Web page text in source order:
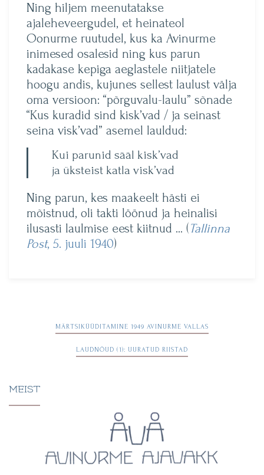
Ning hiljem meenutatakse
ajaleheveergudel, et heinateol
Oonurme ruutudel, kus ka Avinurme
inimesed osalesid ning kus parun
kadakase kepiga aeglastele niitjatele
hoogu andis, kujunes sellest laulust välja
oma versioon: “põrguvalu-laulu” sõnade
“Kus kuradid sind kisk’vad / ja seinast
seina visk’vad” asemel lauldud:
Kui parunid sääl kisk’vad
ja üksteist katla visk’vad
Ning parun, kes maakeelt hästi ei
mõistnud, oli takti löönud ja heinalisi
ilusasti laulmise eest kiitnud … (Tallinna
Post, 5. juuli 1940)
Navigeerimine
MÄRTSIKÜÜDITAMINE 1949 AVINURME VALLAS
LAUDNÕUD (1): UURATUD RIISTAD
MEIST